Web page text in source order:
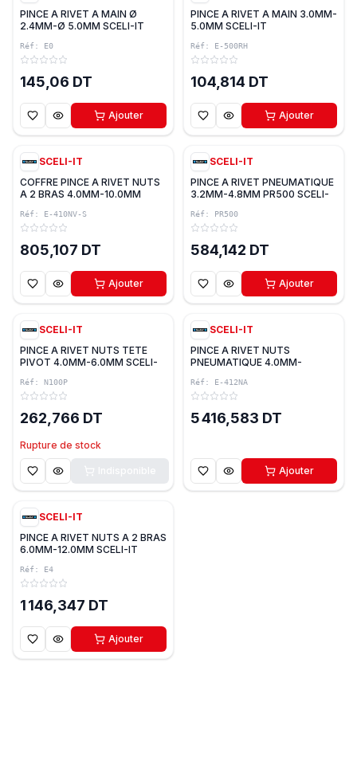
PINCE A RIVET A MAIN Ø
2.4MM-Ø 5.0MM SCELI-IT
Réf: E0
145,06 DT
Ajouter
PINCE A RIVET A MAIN 3.0MM-
5.0MM SCELI-IT
Réf: E-500RH
104,814 DT
Ajouter
SCELI-IT
COFFRE PINCE A RIVET NUTS
A 2 BRAS 4.0MM-10.0MM
Réf: E-410NV-S
805,107 DT
Ajouter
SCELI-IT
PINCE A RIVET PNEUMATIQUE
3.2MM-4.8MM PR500 SCELI-
Réf: PR500
584,142 DT
Ajouter
SCELI-IT
PINCE A RIVET NUTS TETE
PIVOT 4.0MM-6.0MM SCELI-
Réf: N100P
262,766 DT
Rupture de stock
SCELI-IT
PINCE A RIVET NUTS
PNEUMATIQUE 4.0MM-
Réf: E-412NA
5 416,583 DT
Ajouter
SCELI-IT
PINCE A RIVET NUTS A 2 BRAS
6.0MM-12.0MM SCELI-IT
Réf: E4
1 146,347 DT
Ajouter